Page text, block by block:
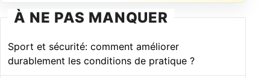
À NE PAS MANQUER
Sport et sécurité: comment améliorer
durablement les conditions de pratique ?